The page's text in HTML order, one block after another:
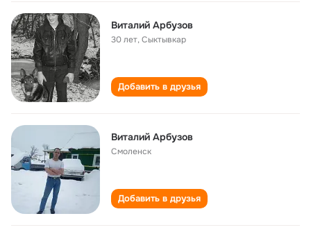
Виталий Арбузов
30 лет,Сыктывкар
Добавить в друзья
Виталий Арбузов
Смоленск
Добавить в друзья